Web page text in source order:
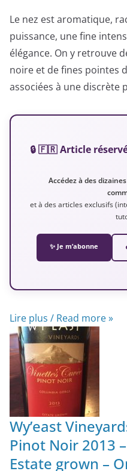
Le nez est aromatique,
puissance, une fine
élégance. On y retrouve
noire et de fines pointes
associées à une discrète
🔒 🇫🇷 Article
Accédez à des
et à des articles exclusifs
✨ Je m’abonne
Lire plus / Read more »
Wy’east
Pinot Noir 2013
Estate grown –